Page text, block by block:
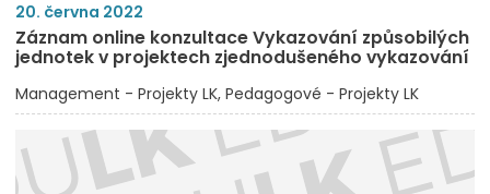
20. června 2022
Záznam online konzultace Vykazování způsobilých
jednotek v projektech zjednodušeného vykazování
Management - Projekty LK Pedagogové - Projekty LK